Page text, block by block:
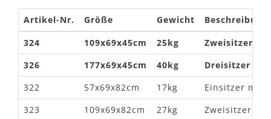
Artikel-Nr. Größe Gewicht
Beschreibung
324
109x69x45cm 25kg
Zweisitzer
326
177x69x45cm 40kg
Dreisitzer
322
57x69x82cm 17kg
Einsitzer mit
323
109x69x82cm 27kg
Zweisitzer